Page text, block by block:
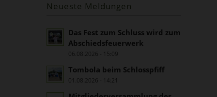
Neueste Meldungen
Das Fest zum Schluss wird zum
Abschiedsfeuerwerk
06.08.2026 - 15:09
Tombola beim Schlosspfiff
01.08.2026 - 14:21